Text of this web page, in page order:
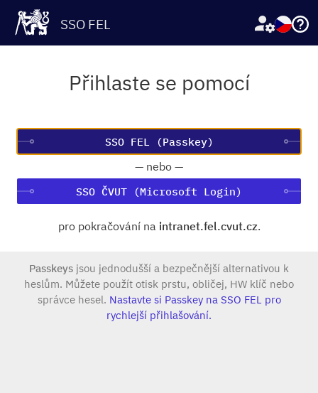
SSO FEL
Přihlaste se pomocí
— nebo —
SSO ČVUT (Microsoft Login)
pro pokračování na intranet.fel.cvut.cz.
Passkeys jsou jednodušší a bezpečnější alternativou k
heslům. Můžete použít otisk prstu, obličej, HW klíč nebo
správce hesel. Nastavte si Passkey na SSO FEL pro
rychlejší přihlašování.